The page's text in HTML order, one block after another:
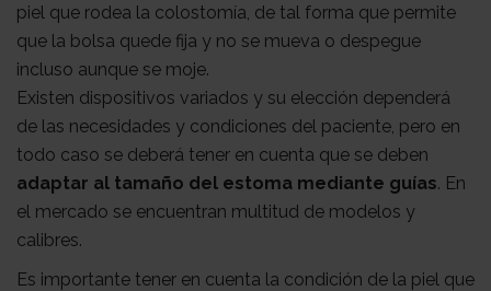
piel que rodea la colostomía, de tal forma que permite
que la bolsa quede fija y no se mueva o despegue
incluso aunque se moje.
Existen dispositivos variados y su elección dependerá
de las necesidades y condiciones del paciente, pero en
todo caso se deberá tener en cuenta que se deben
adaptar al tamaño del estoma mediante guías. En
el mercado se encuentran multitud de modelos y
calibres.
Es importante tener en cuenta la condición de la piel que